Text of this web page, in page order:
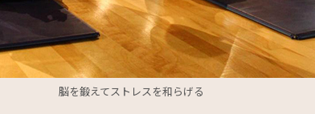
脳を鍛えてストレスを和らげる